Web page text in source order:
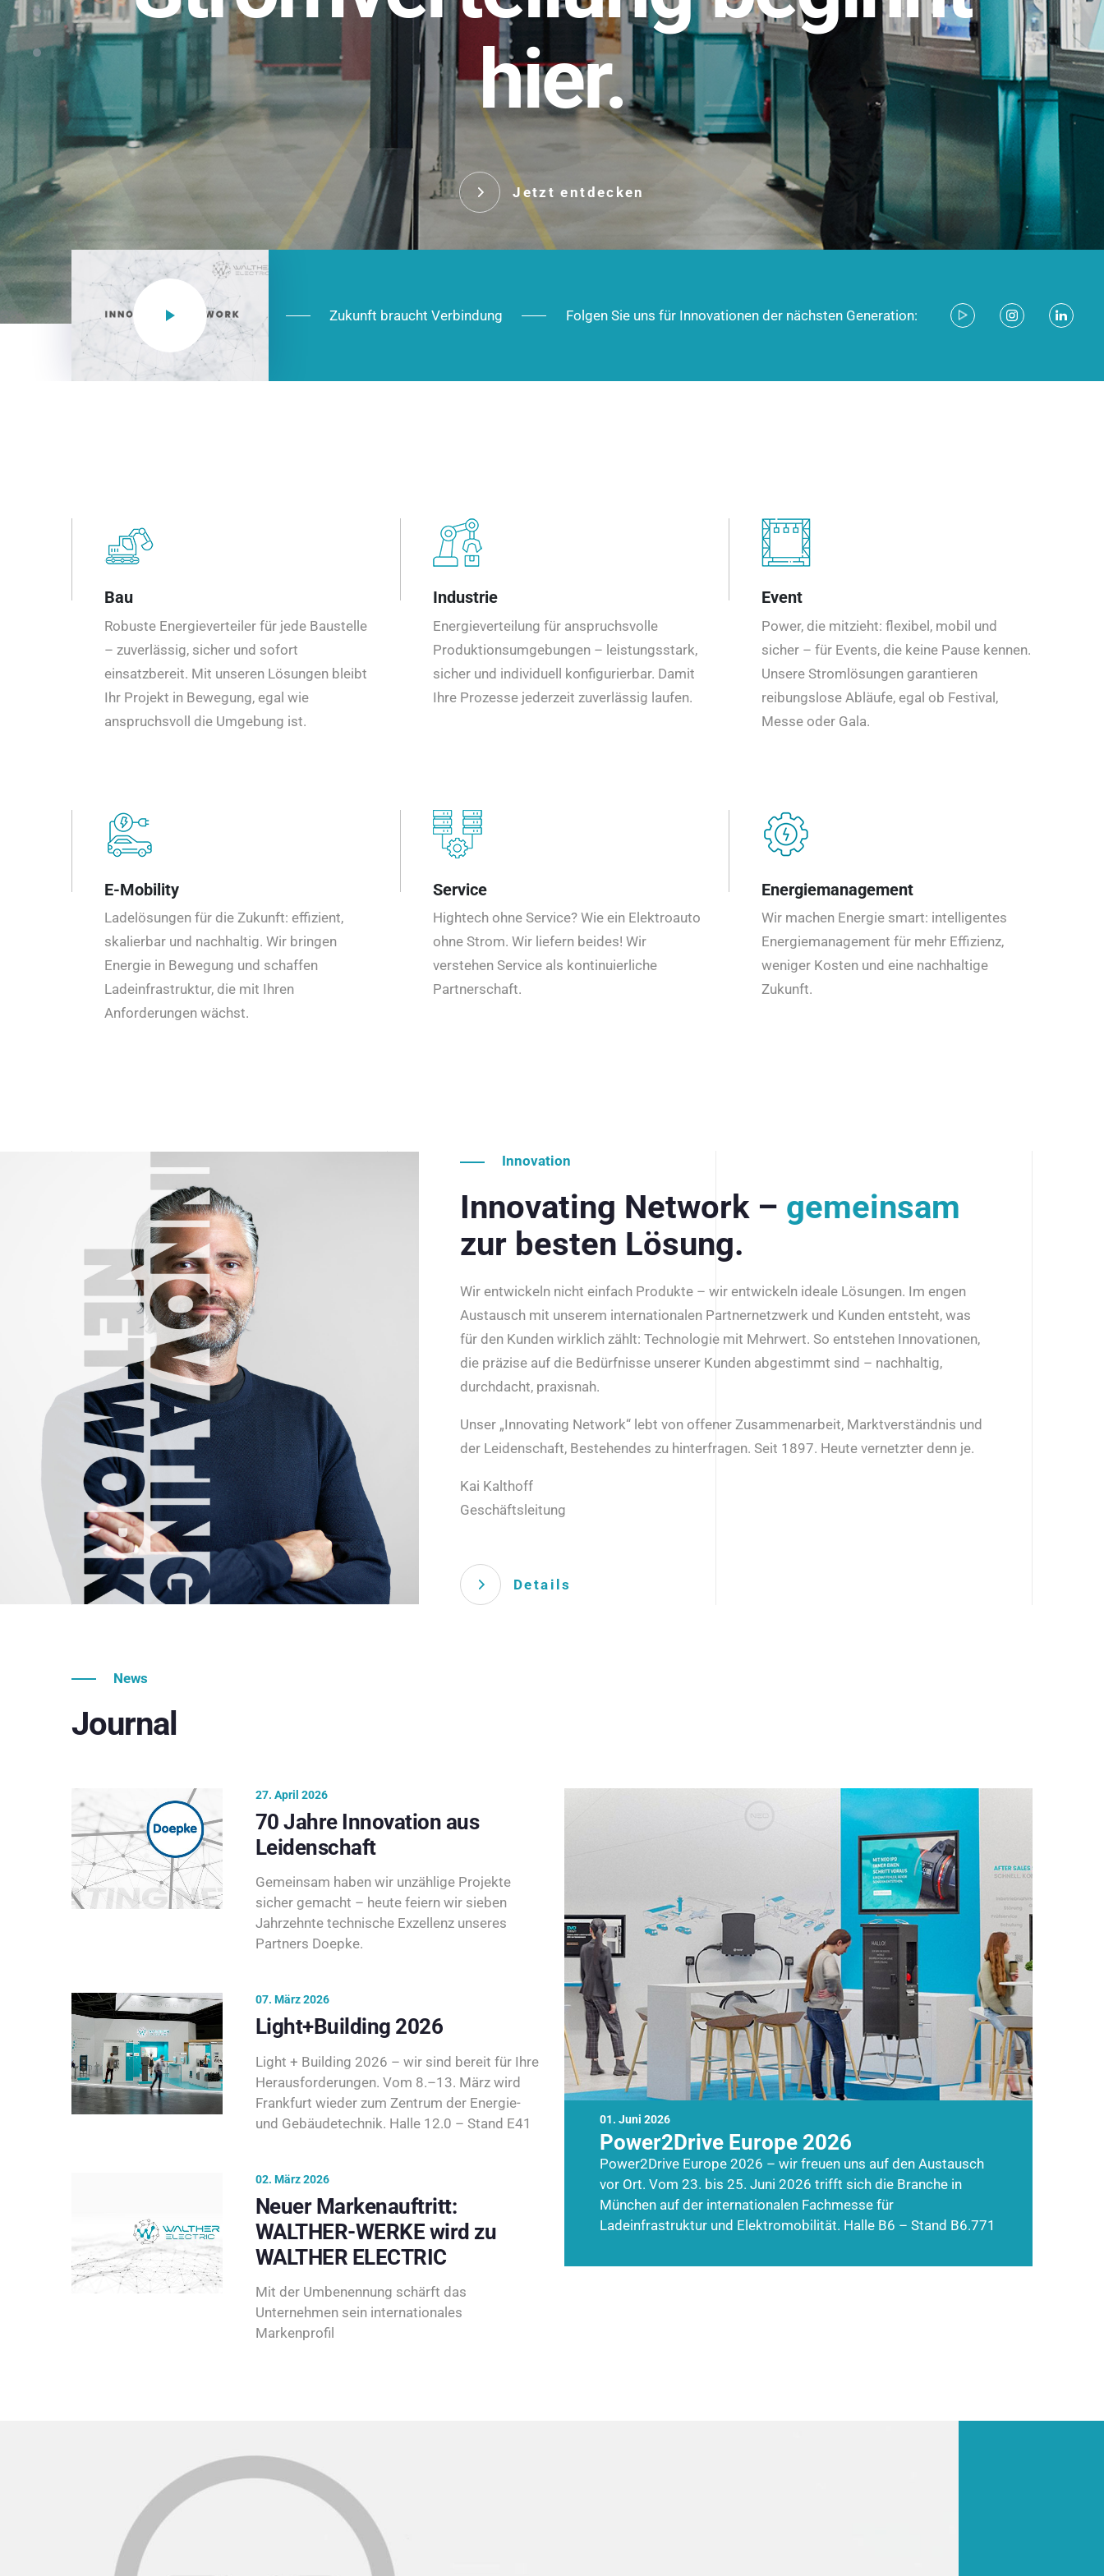
hier.
Jetzt entdecken
NEO CEE: Energieverteilung mit System. Robust im Alltag,
effizient in der Installation, zukunftsfähig im Ausbau.
Das innovative Stecksystem für industrielle Anwendungen –
robust, IP-geschützt und zukunftsfähig.
Jetzt entdecken
Zukunft braucht Verbindung Folgen Sie uns für Innovationen der nächsten Generation:
Bau
Robuste Energieverteiler für jede Baustelle
– zuverlässig, sicher und sofort
einsatzbereit. Mit unseren Lösungen bleibt
Ihr Projekt in Bewegung, egal wie
anspruchsvoll die Umgebung ist.
Industrie
Energieverteilung für anspruchsvolle
Produktionsumgebungen – leistungsstark,
sicher und individuell konfigurierbar. Damit
Ihre Prozesse jederzeit zuverlässig laufen.
Event
Power, die mitzieht: flexibel, mobil und
sicher – für Events, die keine Pause kennen.
Unsere Stromlösungen garantieren
reibungslose Abläufe, egal ob Festival,
Messe oder Gala.
E-Mobility
Ladelösungen für die Zukunft: effizient,
skalierbar und nachhaltig. Wir bringen
Energie in Bewegung und schaffen
Ladeinfrastruktur, die mit Ihren
Anforderungen wächst.
Service
Hightech ohne Service? Wie ein Elektroauto
ohne Strom. Wir liefern beides! Wir
verstehen Service als kontinuierliche
Partnerschaft.
Energiemanagement
Wir machen Energie smart: intelligentes
Energiemanagement für mehr Effizienz,
weniger Kosten und eine nachhaltige
Zukunft.
Innovation
Innovating Network – gemeinsam
zur besten Lösung.
Wir entwickeln nicht einfach Produkte – wir entwickeln ideale Lösungen. Im engen
Austausch mit unserem internationalen Partnernetzwerk und Kunden entsteht, was
für den Kunden wirklich zählt: Technologie mit Mehrwert. So entstehen Innovationen,
die präzise auf die Bedürfnisse unserer Kunden abgestimmt sind – nachhaltig,
durchdacht, praxisnah.
Unser „Innovating Network“ lebt von offener Zusammenarbeit, Marktverständnis und
der Leidenschaft, Bestehendes zu hinterfragen. Seit 1897. Heute vernetzter denn je.
Kai Kalthoff
Geschäftsleitung
Details
News
Journal
01. Juni 2026
Power2Drive Europe 2026
Power2Drive Europe 2026 – wir freuen uns auf den Austausch
vor Ort. Vom 23. bis 25. Juni 2026 trifft sich die Branche in
München auf der internationalen Fachmesse für
Ladeinfrastruktur und Elektromobilität. Halle B6 – Stand B6.771
27. April 2026
70 Jahre Innovation aus
Leidenschaft
Gemeinsam haben wir unzählige Projekte
sicher gemacht – heute feiern wir sieben
Jahrzehnte technische Exzellenz unseres
Partners Doepke.
07. März 2026
Light+Building 2026
Light + Building 2026 – wir sind bereit für Ihre
Herausforderungen. Vom 8.–13. März wird
Frankfurt wieder zum Zentrum der Energie-
und Gebäudetechnik. Halle 12.0 – Stand E41
02. März 2026
Neuer Markenauftritt:
WALTHER-WERKE wird zu
WALTHER ELECTRIC
Mit der Umbenennung schärft das
Unternehmen sein internationales
Markenprofil